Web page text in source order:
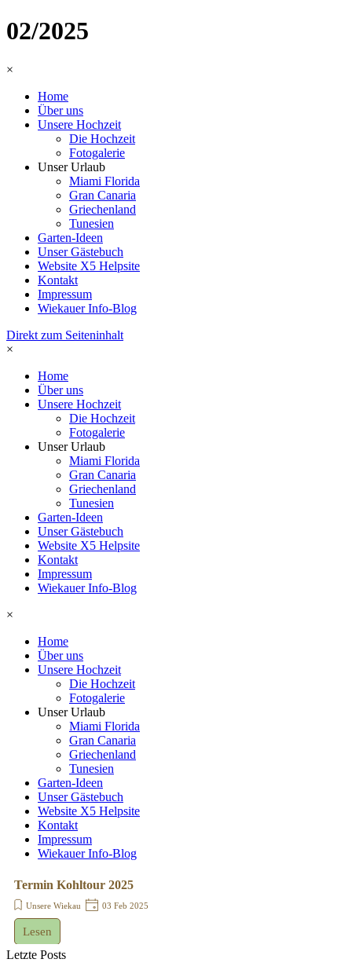
02/2025
×
Home
Über uns
Unsere Hochzeit
Die Hochzeit
Fotogalerie
Unser Urlaub
Miami Florida
Gran Canaria
Griechenland
Tunesien
Garten-Ideen
Unser Gästebuch
Website X5 Helpsite
Kontakt
Impressum
Wiekauer Info-Blog
Direkt zum Seiteninhalt
×
Home
Über uns
Unsere Hochzeit
Die Hochzeit
Fotogalerie
Unser Urlaub
Miami Florida
Gran Canaria
Griechenland
Tunesien
Garten-Ideen
Unser Gästebuch
Website X5 Helpsite
Kontakt
Impressum
Wiekauer Info-Blog
×
Home
Über uns
Unsere Hochzeit
Die Hochzeit
Fotogalerie
Unser Urlaub
Miami Florida
Gran Canaria
Griechenland
Tunesien
Garten-Ideen
Unser Gästebuch
Website X5 Helpsite
Kontakt
Impressum
Wiekauer Info-Blog
Termin Kohltour 2025
Unsere Wiekau 03 Feb 2025
Lesen
Letzte Posts